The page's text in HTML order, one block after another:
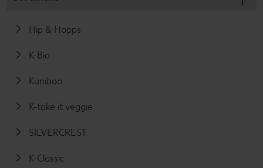
Hip & Hopps
K-Bio
Kuniboo
K-take it veggie
SILVERCREST
K-Classic